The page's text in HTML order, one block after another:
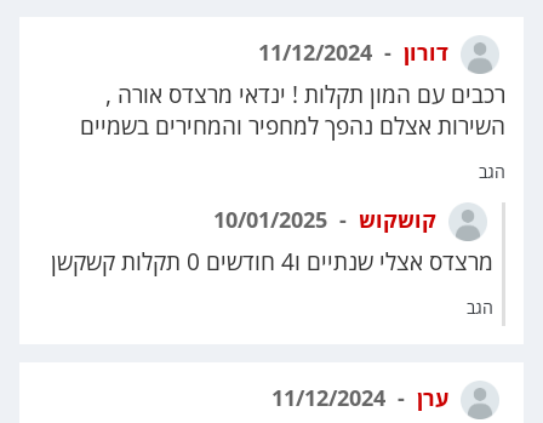
דורון
רכבים עם המון תקלות ! ינדאי מרצדס אורה ,
השירות אצלם נהפך למחפיר והמחירים בשמיים
הגב
קושקוש
מרצדס אצלי שנתיים ו4 חודשים 0 תקלות קשקשן
הגב
ערן